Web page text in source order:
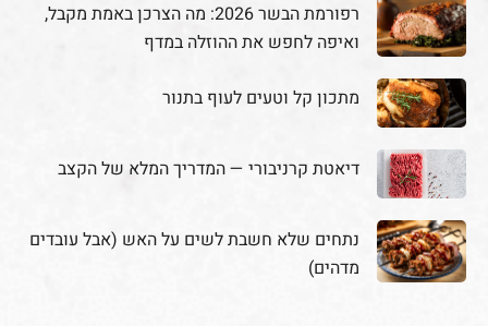
רפורמת הבשר 2026: מה הצרכן באמת מקבל,
ואיפה לחפש את ההוזלה במדף
מתכון קל וטעים לעוף בתנור
דיאטת קרניבורי — המדריך המלא של הקצב
נתחים שלא חשבת לשים על האש (אבל עובדים
מדהים)